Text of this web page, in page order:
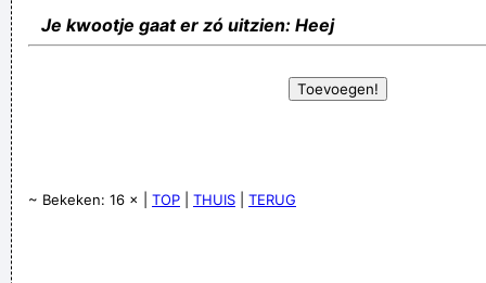
Je kwootje gaat er zó uitzien: Heej
~ Bekeken: 16 × | TOP THUIS TERUG